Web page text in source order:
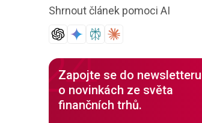
Shrnout článek pomoci AI
Zapojte se do newsletteru
o novinkách ze světa
finančních trhů.